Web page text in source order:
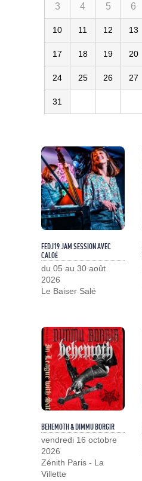
3 4 5 6
10 11 12 13
17 18 19 20
24 25 26 27
31
FEDJ19 JAM SESSION AVEC
CALOÉ
du 05 au 30 août
2026
Le Baiser Salé
BEHEMOTH & DIMMU BORGIR
vendredi 16 octobre
2026
Zénith Paris - La
Villette